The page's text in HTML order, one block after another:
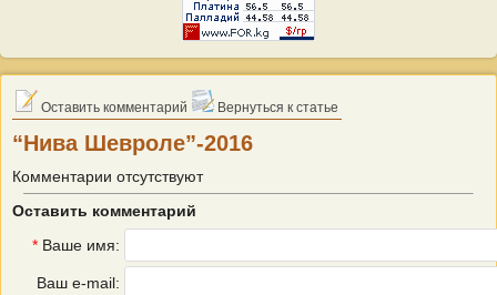
Оставить комментарий Вернуться к статье
“Нива Шевроле”-2016
Комментарии отсутствуют
Оставить комментарий
* Ваше имя:
Ваш e-mail: